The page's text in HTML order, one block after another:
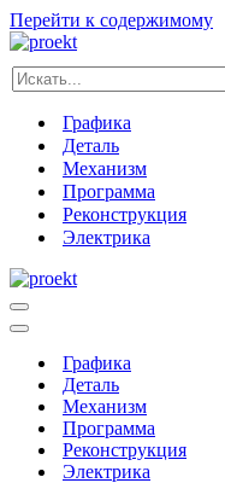
Перейти к содержимому
Искать...
Графика
Деталь
Механизм
Программа
Реконструкция
Электрика
Меню
навигации
Меню
навигацииГрафика
Деталь
Механизм
Программа
Реконструкция
Электрика